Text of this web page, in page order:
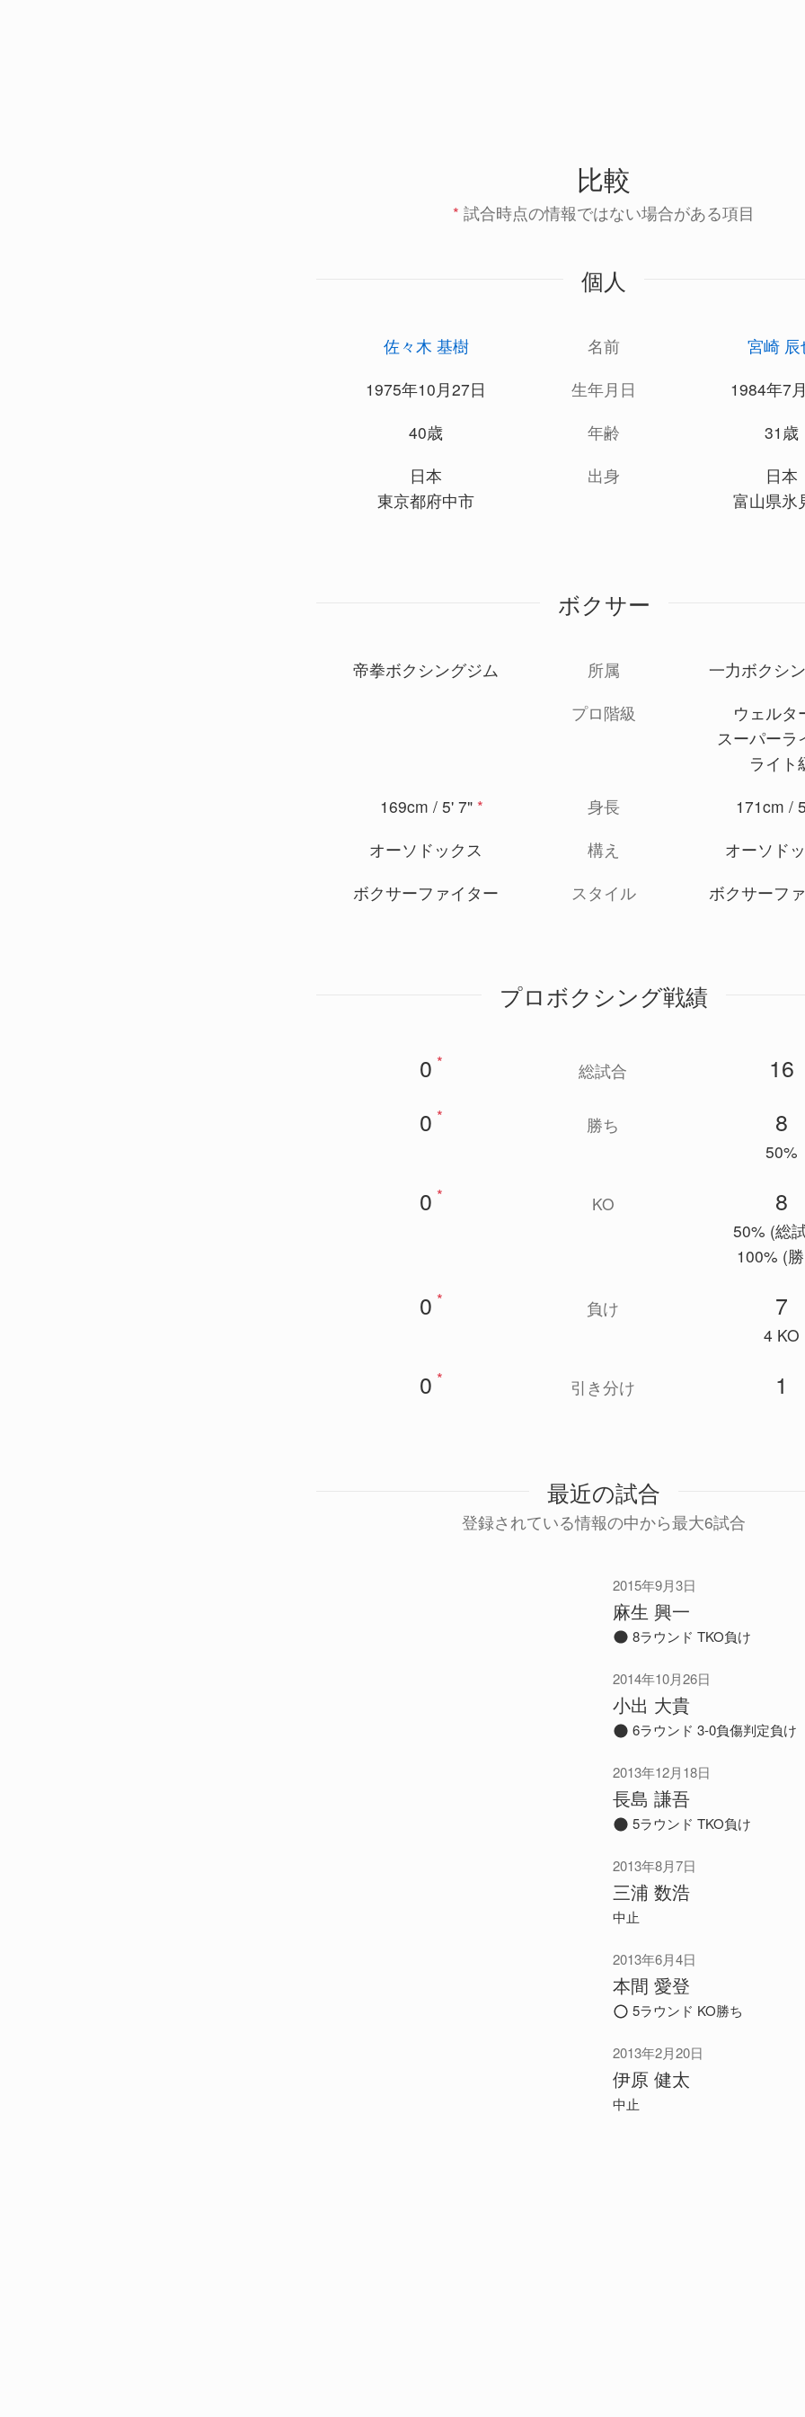
比較
* 試合時点の情報ではない場合がある項目
個人
佐々木 基樹 名前
宮崎 辰
1975年10月27日
生年月日
1984年7
40歳
年齢
31歳
日本
東京都府中市
出身
日本
富山県氷
ボクサー
帝拳ボクシングジム 所属
一力ボクシ
プロ階級
ウェルタ
スーパーラ
ライト
169cm / 5' 7" * 身長 171cm /
オーソドックス
構え
オーソド
ボクサーファイター
スタイル ボクサーフ
プロボクシング戦績
0 * 総試合
16
0 * 勝ち 8
50%
0 * KO 8
50% (総
100% (
0 * 負け 7
4 KO
0 * 引き分け 1
最近の試合
登録されている情報の中から最大6試合
2015年9月3日
麻生 興一
8ラウンド TKO負け
2014年10月26日
小出 大貴
6ラウンド 3-0負傷判定負け
2013年12月18日
長島 謙吾
5ラウンド TKO負け
2013年8月7日
三浦 数浩
中止
2013年6月4日
本間 愛登
5ラウンド KO勝ち
2013年2月20日
伊原 健太
中止